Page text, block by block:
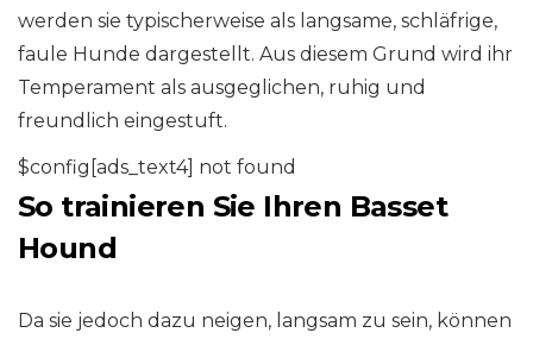
werden sie typischerweise als langsame, schläfrige,
faule Hunde dargestellt. Aus diesem Grund wird ihr
Temperament als ausgeglichen, ruhig und
freundlich eingestuft.
$config[ads_text4] not found
So trainieren Sie Ihren Basset
Hound
Da sie jedoch dazu neigen, langsam zu sein, können